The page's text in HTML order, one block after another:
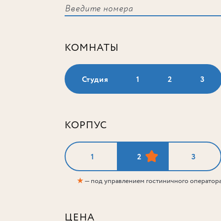
КОМНАТЫ
Студия 1 2 3
КОРПУС
1 2 3
★— под управлением гостиничного
ЦЕНА